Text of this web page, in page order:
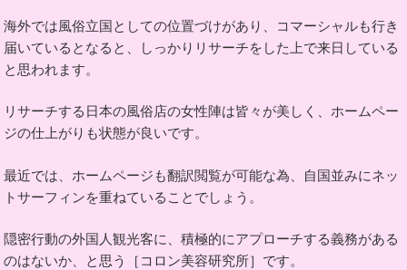
海外では風俗立国としての位置づけがあり、コマーシャルも行き
届いているとなると、しっかりリサーチをした上で来日している
と思われます。
リサーチする日本の風俗店の女性陣は皆々が美しく、ホームペー
ジの仕上がりも状態が良いです。
最近では、ホームページも翻訳閲覧が可能な為、自国並みにネッ
トサーフィンを重ねていることでしょう。
隠密行動の外国人観光客に、積極的にアプローチする義務がある
のはないか、と思う［コロン美容研究所］です。